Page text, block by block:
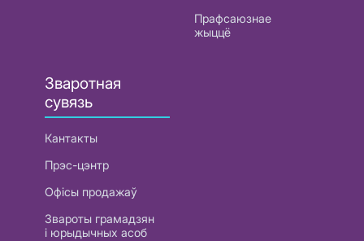
Прафсаюзнае
жыццё
Зваротная
сувязь
Кантакты
Прэс-цэнтр
Офісы продажаў
Звароты грамадзян
і юрыдычных асоб